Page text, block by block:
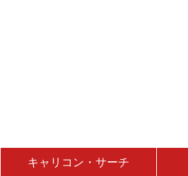
キャリコン・サーチ